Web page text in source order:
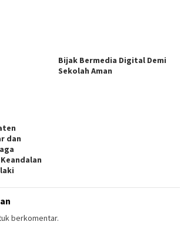
dan
Bijak Bermedia Digital Demi
Sekolah Aman
berkomentar.